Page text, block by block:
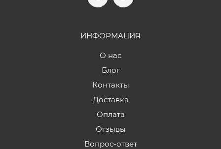
ИНФОРМАЦИЯ
О нас
Блог
Контакты
Доставка
Оплата
Отзывы
Вопрос-ответ